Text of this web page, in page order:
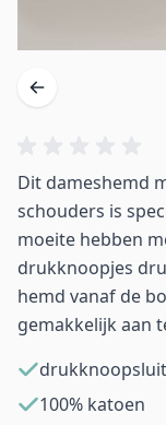
Dit dameshemd
schouders is
moeite hebben
drukknoopjes
hemd vanaf de
gemakkelijk aan
100% katoen